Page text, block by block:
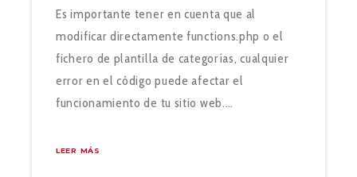
Es importante tener en cuenta que al
modificar directamente functions.php o el
fichero de plantilla de categorías, cualquier
error en el código puede afectar el
funcionamiento de tu sitio web.…
LEER MÁS